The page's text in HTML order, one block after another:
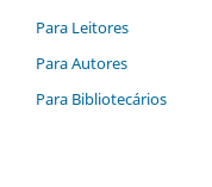
Para Leitores
Para Autores
Para Bibliotecários